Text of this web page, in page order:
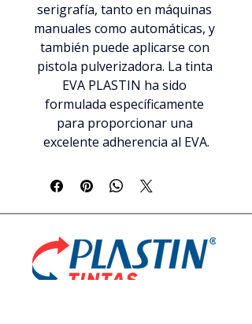
serigrafía, tanto en máquinas
manuales como automáticas, y
también puede aplicarse con
pistola pulverizadora. La tinta
EVA PLASTIN ha sido
formulada específicamente
para proporcionar una
excelente adherencia al EVA.